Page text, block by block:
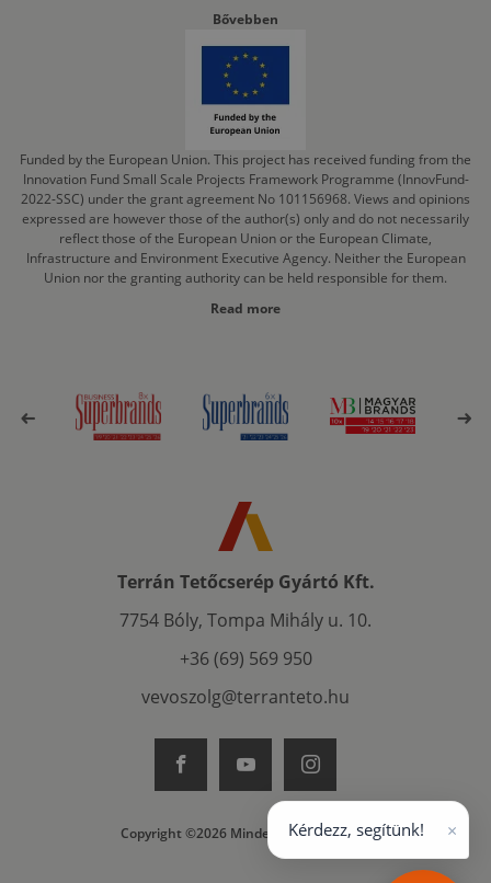
Bővebben
Funded by the European Union. This project has received funding from the
Innovation Fund Small Scale Projects Framework Programme (InnovFund-
2022-SSC) under the grant agreement No 101156968. Views and opinions
expressed are however those of the author(s) only and do not necessarily
reflect those of the European Union or the European Climate,
Infrastructure and Environment Executive Agency. Neither the European
Union nor the granting authority can be held responsible for them.
Read more
Terrán Tetőcserép Gyártó Kft.
7754 Bóly, Tompa Mihály u. 10.
+36 (69) 569 950
vevoszolg@terranteto.hu
Copyright ©2026 Minden jog fenntartva
Kérdezz, segítünk! ×